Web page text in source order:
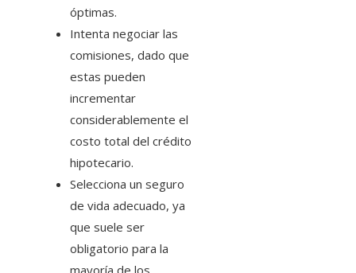
óptimas.
Intenta negociar las
comisiones, dado que
estas pueden
incrementar
considerablemente el
costo total del crédito
hipotecario.
Selecciona un seguro
de vida adecuado, ya
que suele ser
obligatorio para la